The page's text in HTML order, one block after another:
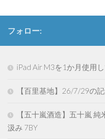
フォロー:
iPad Air M3を1か月使用
【百里基地】26/7/29の
【五十嵐酒造】五十嵐
汲み 7BY